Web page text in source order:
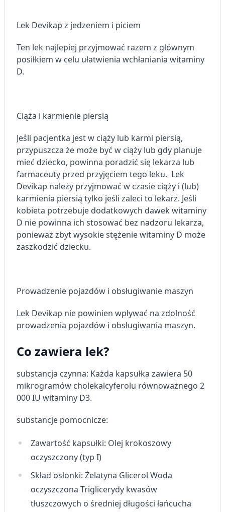
Lek Devikap z jedzeniem i piciem
Ten lek najlepiej przyjmować razem z głównym
posiłkiem w celu ułatwienia wchłaniania witaminy
D.
Ciąża i karmienie piersią
Jeśli pacjentka jest w ciąży lub karmi piersią,
przypuszcza że może być w ciąży lub gdy planuje
mieć dziecko, powinna poradzić się lekarza lub
farmaceuty przed przyjęciem tego leku. Lek
Devikap należy przyjmować w czasie ciąży i (lub)
karmienia piersią tylko jeśli zaleci to lekarz. Jeśli
kobieta potrzebuje dodatkowych dawek witaminy
D nie powinna ich stosować bez nadzoru lekarza,
ponieważ zbyt wysokie stężenie witaminy D może
zaszkodzić dziecku.
Prowadzenie pojazdów i obsługiwanie maszyn
Lek Devikap nie powinien wpływać na zdolność
prowadzenia pojazdów i obsługiwania maszyn.
Co zawiera lek?
substancja czynna: Każda kapsułka zawiera 50
mikrogramów cholekalcyferolu równoważnego 2
000 IU witaminy D3.
substancje pomocnicze:
Zawartość kapsułki: Olej krokoszowy
oczyszczony (typ I)
Skład osłonki: Żelatyna Glicerol Woda
oczyszczona Triglicerydy kwasów
tłuszczowych o średniej długości łańcucha